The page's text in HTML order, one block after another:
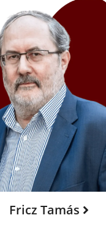
Fricz Tamás